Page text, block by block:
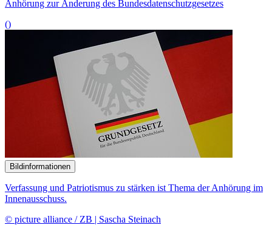
Anhörung zur Änderung des Bundesdatenschutzgesetzes
()
Bildinformationen
Verfassung und Patriotismus zu stärken ist Thema der Anhörung im
Innenausschuss.
© picture alliance / ZB | Sascha Steinach